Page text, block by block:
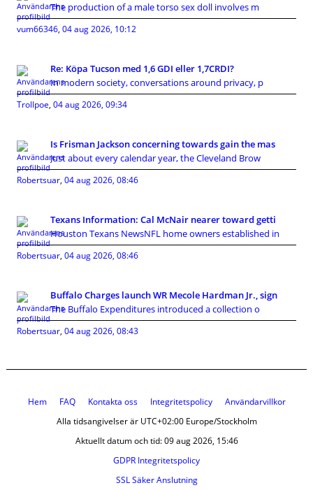
The production of a male torso sex doll involves m
vum66346, 04 aug 2026, 10:12
Re: Köpa Tucson med 1,6 GDI eller 1,7CRDI?
In modern society, conversations around privacy, p
Trollpoe, 04 aug 2026, 09:34
Is Frisman Jackson concerning towards gain the mas
Just about every calendar year, the Cleveland Brow
Robertsuar, 04 aug 2026, 08:46
Texans Information: Cal McNair nearer toward getti
Houston Texans NewsNFL home owners established in
Robertsuar, 04 aug 2026, 08:46
Buffalo Charges launch WR Mecole Hardman Jr., sign
The Buffalo Expenditures introduced a collection o
Robertsuar, 04 aug 2026, 08:43
Hem FAQ Kontakta oss Integritetspolicy
Användarvillkor
Alla tidsangivelser är UTC+02:00 Europe/Stockholm
Aktuellt datum och tid: 09 aug 2026, 15:46
GDPR Integritetspolicy
SSL Säker Anslutning